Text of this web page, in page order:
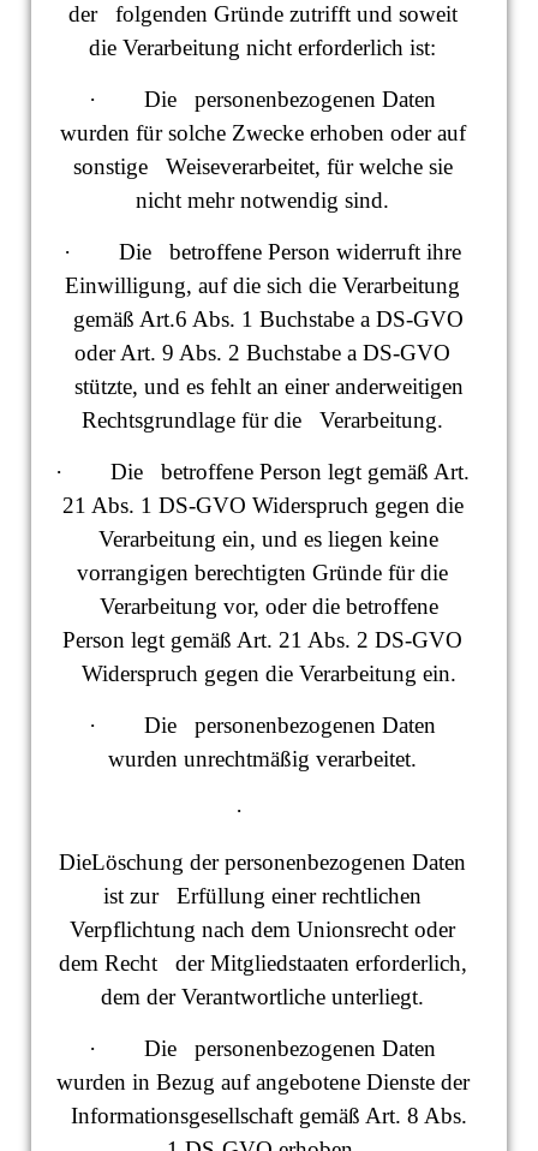
der folgenden Gründe zutrifft und soweit
die Verarbeitung nicht erforderlich ist:
· Die personenbezogenen Daten
wurden für solche Zwecke erhoben oder auf
sonstige Weiseverarbeitet, für welche sie
nicht mehr notwendig sind.
· Die betroffene Person widerruft ihre
Einwilligung, auf die sich die Verarbeitung
gemäß Art.6 Abs. 1 Buchstabe a DS-GVO
oder Art. 9 Abs. 2 Buchstabe a DS-GVO
stützte, und es fehlt an einer anderweitigen
Rechtsgrundlage für die Verarbeitung.
· Die betroffene Person legt gemäß Art.
21 Abs. 1 DS-GVO Widerspruch gegen die
Verarbeitung ein, und es liegen keine
vorrangigen berechtigten Gründe für die
Verarbeitung vor, oder die betroffene
Person legt gemäß Art. 21 Abs. 2 DS-GVO
Widerspruch gegen die Verarbeitung ein.
· Die personenbezogenen Daten
wurden unrechtmäßig verarbeitet.
·
DieLöschung der personenbezogenen Daten
ist zur Erfüllung einer rechtlichen
Verpflichtung nach dem Unionsrecht oder
dem Recht der Mitgliedstaaten erforderlich,
dem der Verantwortliche unterliegt.
· Die personenbezogenen Daten
wurden in Bezug auf angebotene Dienste der
Informationsgesellschaft gemäß Art. 8 Abs.